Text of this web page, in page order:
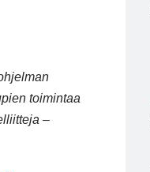
toimintaa
–